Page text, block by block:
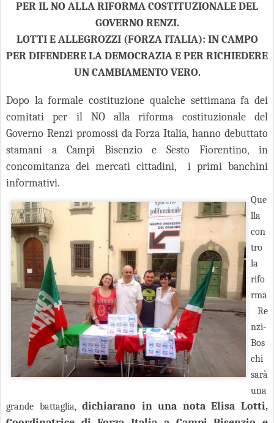
PER IL NO ALLA RIFORMA COSTITUZIONALE DEL
GOVERNO RENZI.
LOTTI E ALLEGROZZI (FORZA ITALIA): IN CAMPO
PER DIFENDERE LA DEMOCRAZIA E PER RICHIEDERE
UN CAMBIAMENTO VERO.
Dopo la formale costituzione qualche settimana fa dei
comitati per il NO alla riforma costituzionale del
Governo Renzi promossi da Forza Italia, hanno debuttato
stamani a Campi Bisenzio e Sesto Fiorentino, in
concomitanza dei mercati cittadini, i primi banchini
informativi.
Que
lla
con
tro
la
rifo
rma
Re
nzi-
Bos
chi
sarà
una
grande battaglia,dichiarano in una nota Elisa Lotti,